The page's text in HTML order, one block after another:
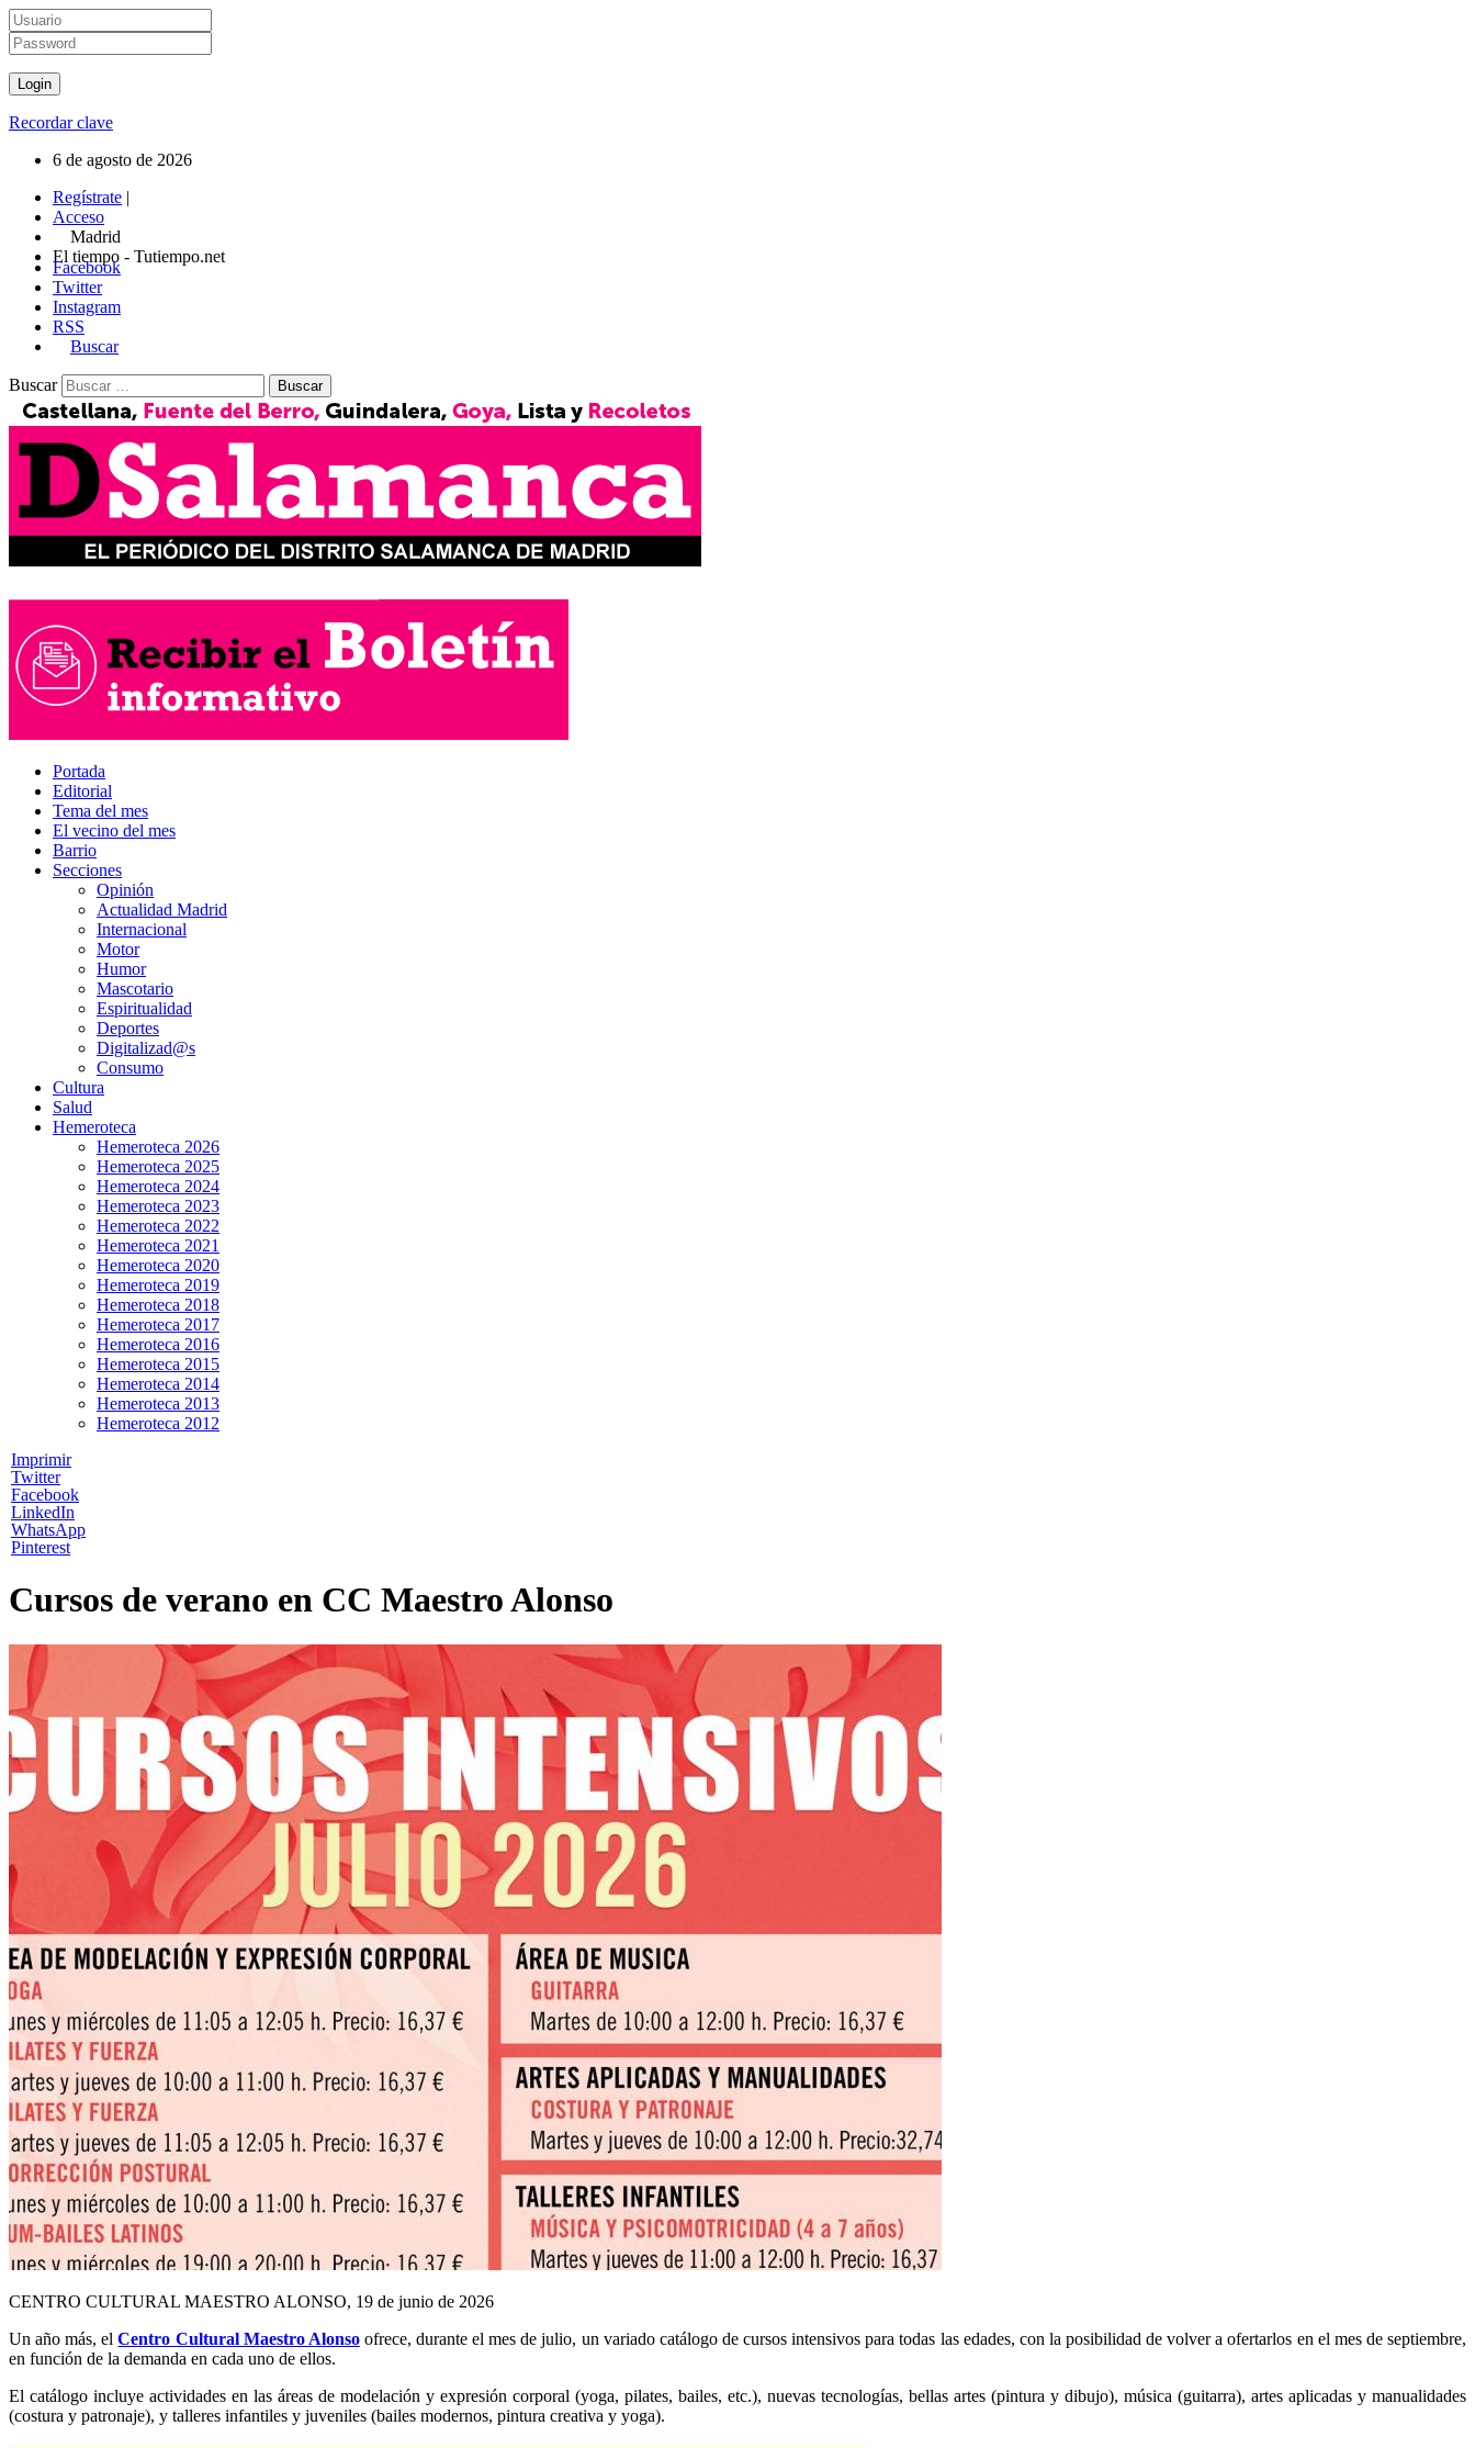
Recordar clave
6 de agosto de 2026
Regístrate |
Acceso
Madrid
El tiempo - Tutiempo.net
Facebook
Twitter
Instagram
RSS
Buscar
Buscar
Portada
Editorial
Tema del mes
El vecino del mes
Barrio
Secciones
Opinión
Actualidad Madrid
Internacional
Motor
Humor
Mascotario
Espiritualidad
Deportes
Digitalizad@s
Consumo
Cultura
Salud
Hemeroteca
Hemeroteca 2026
Hemeroteca 2025
Hemeroteca 2024
Hemeroteca 2023
Hemeroteca 2022
Hemeroteca 2021
Hemeroteca 2020
Hemeroteca 2019
Hemeroteca 2018
Hemeroteca 2017
Hemeroteca 2016
Hemeroteca 2015
Hemeroteca 2014
Hemeroteca 2013
Hemeroteca 2012
Imprimir
Twitter
Facebook
LinkedIn
WhatsApp
Pinterest
Cursos de verano en CC Maestro Alonso
CENTRO CULTURAL MAESTRO ALONSO, 19 de junio de 2026
Un año más, elCentro Cultural Maestro Alonsoofrece, durante el mes de julio, un variado catálogo de cursos intensivos para todas las edades, con la posibilidad de volver a ofertarlos en el mes de septiembre,
en función de la demanda en cada uno de ellos.
El catálogo incluye actividades en las áreas de modelación y expresión corporal (yoga, pilates, bailes, etc.), nuevas tecnologías, bellas artes (pintura y dibujo), música (guitarra), artes aplicadas y manualidades
(costura y patronaje), y talleres infantiles y juveniles (bailes modernos, pintura creativa y yoga).